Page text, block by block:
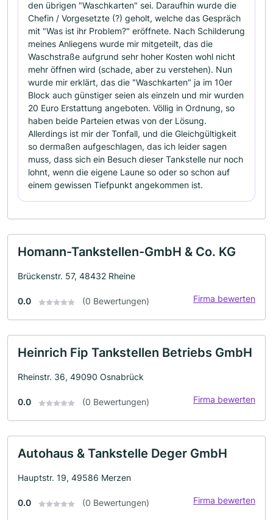
den übrigen "Waschkarten" sei. Daraufhin wurde die
Chefin / Vorgesetzte (?) geholt, welche das Gespräch
mit "Was ist ihr Problem?" eröffnete. Nach Schilderung
meines Anliegens wurde mir mitgeteilt, das die
Waschstraße aufgrund sehr hoher Kosten wohl nicht
mehr öffnen wird (schade, aber zu verstehen). Nun
wurde mir erklärt, das die "Waschkarten" ja im 10er
Block auch günstiger seien als einzeln und mir wurden
20 Euro Erstattung angeboten. Völlig in Ordnung, so
haben beide Parteien etwas von der Lösung.
Allerdings ist mir der Tonfall, und die Gleichgültigkeit
so dermaßen aufgeschlagen, das ich leider sagen
muss, dass sich ein Besuch dieser Tankstelle nur noch
lohnt, wenn die eigene Laune so oder so schon auf
einem gewissen Tiefpunkt angekommen ist.
Homann-Tankstellen-GmbH & Co. KG
Brückenstr. 57, 48432 Rheine
0.0 (0 Bewertungen) Firma bewerten
Heinrich Fip Tankstellen Betriebs GmbH
Rheinstr. 36, 49090 Osnabrück
0.0 (0 Bewertungen) Firma bewerten
Autohaus & Tankstelle Deger GmbH
Hauptstr. 19, 49586 Merzen
0.0 (0 Bewertungen) Firma bewerten